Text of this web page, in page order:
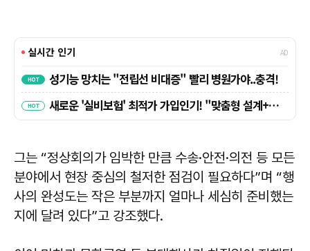
그는 “정상회의가 임박한 만큼 수송·안전·의전 등 모든
분야에서 현장 중심의 철저한 점검이 필요하다”며 “행
사의 완성도는 작은 부분까지 얼마나 세심히 준비했는
지에 달려 있다”고 강조했다.